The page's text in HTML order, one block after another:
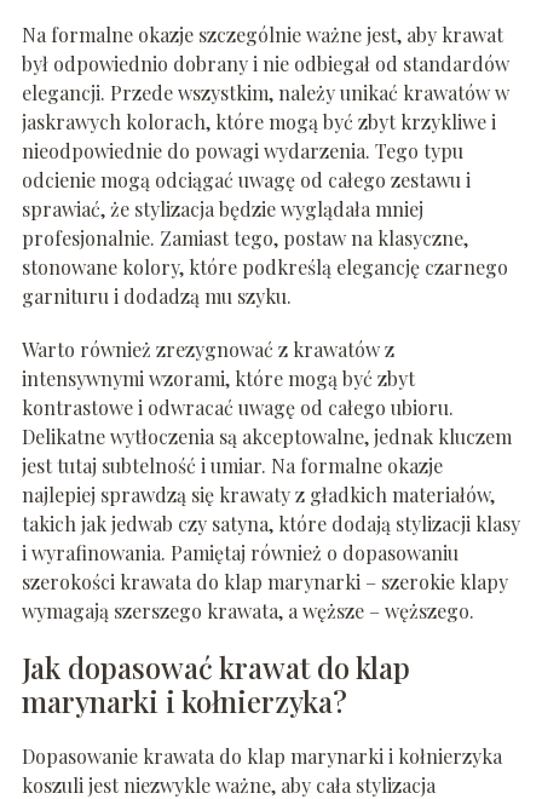
Na formalne okazje szczególnie ważne jest, aby krawat
był odpowiednio dobrany i nie odbiegał od standardów
elegancji. Przede wszystkim, należy unikać krawatów w
jaskrawych kolorach, które mogą być zbyt krzykliwe i
nieodpowiednie do powagi wydarzenia. Tego typu
odcienie mogą odciągać uwagę od całego zestawu i
sprawiać, że stylizacja będzie wyglądała mniej
profesjonalnie. Zamiast tego, postaw na klasyczne,
stonowane kolory, które podkreślą elegancję czarnego
garnituru i dodadzą mu szyku.
Warto również zrezygnować z krawatów z
intensywnymi wzorami, które mogą być zbyt
kontrastowe i odwracać uwagę od całego ubioru.
Delikatne wytłoczenia są akceptowalne, jednak kluczem
jest tutaj subtelność i umiar. Na formalne okazje
najlepiej sprawdzą się krawaty z gładkich materiałów,
takich jak jedwab czy satyna, które dodają stylizacji klasy
i wyrafinowania. Pamiętaj również o dopasowaniu
szerokości krawata do klap marynarki – szerokie klapy
wymagają szerszego krawata, a węższe – węższego.
Jak dopasować krawat do klap
marynarki i kołnierzyka?
Dopasowanie krawata do klap marynarki i kołnierzyka
koszuli jest niezwykle ważne, aby cała stylizacja